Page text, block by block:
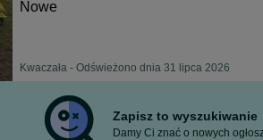
Nowe
Kwaczała - Odświeżono dnia 31 lipca 2026
Zapisz to wyszukiwanie
Damy Ci znać o nowych